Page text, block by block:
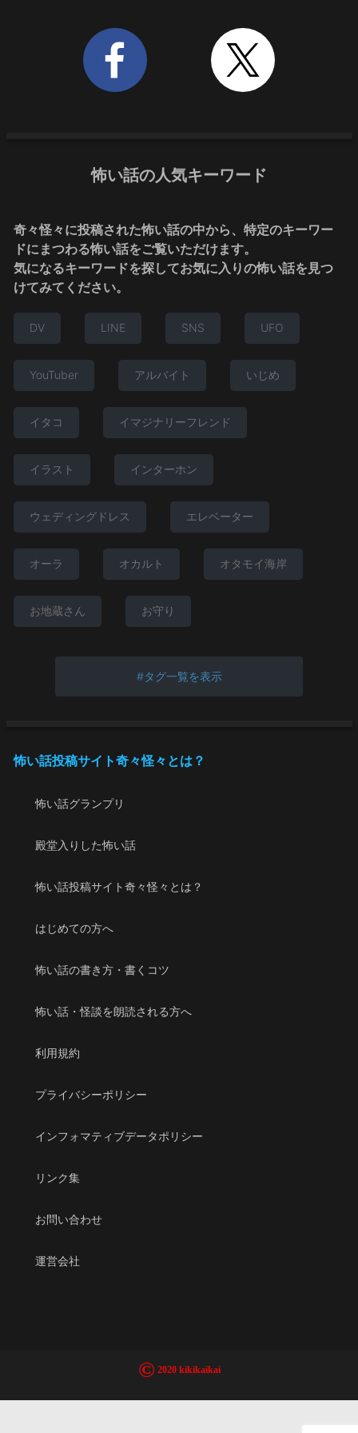
怖い話の人気キーワード
奇々怪々に投稿された怖い話の中から、特定のキーワー
ドにまつわる怖い話をご覧いただけます。
気になるキーワードを探してお気に入りの怖い話を見つ
けてみてください。
DV LINE SNS UFO
YouTuber アルバイト いじめ
イタコ イマジナリーフレンド
イラスト インターホン
ウェディングドレス エレベーター
オーラ オカルト オタモイ海岸
お地蔵さん お守り
タグ一覧を表示
怖い話投稿サイト奇々怪々とは？
怖い話グランプリ
殿堂入りした怖い話
怖い話投稿サイト奇々怪々とは？
はじめての方へ
怖い話の書き方・書くコツ
怖い話・怪談を朗読される方へ
利用規約
プライバシーポリシー
インフォマティブデータポリシー
リンク集
お問い合わせ
運営会社
© 2020 kikikaikai